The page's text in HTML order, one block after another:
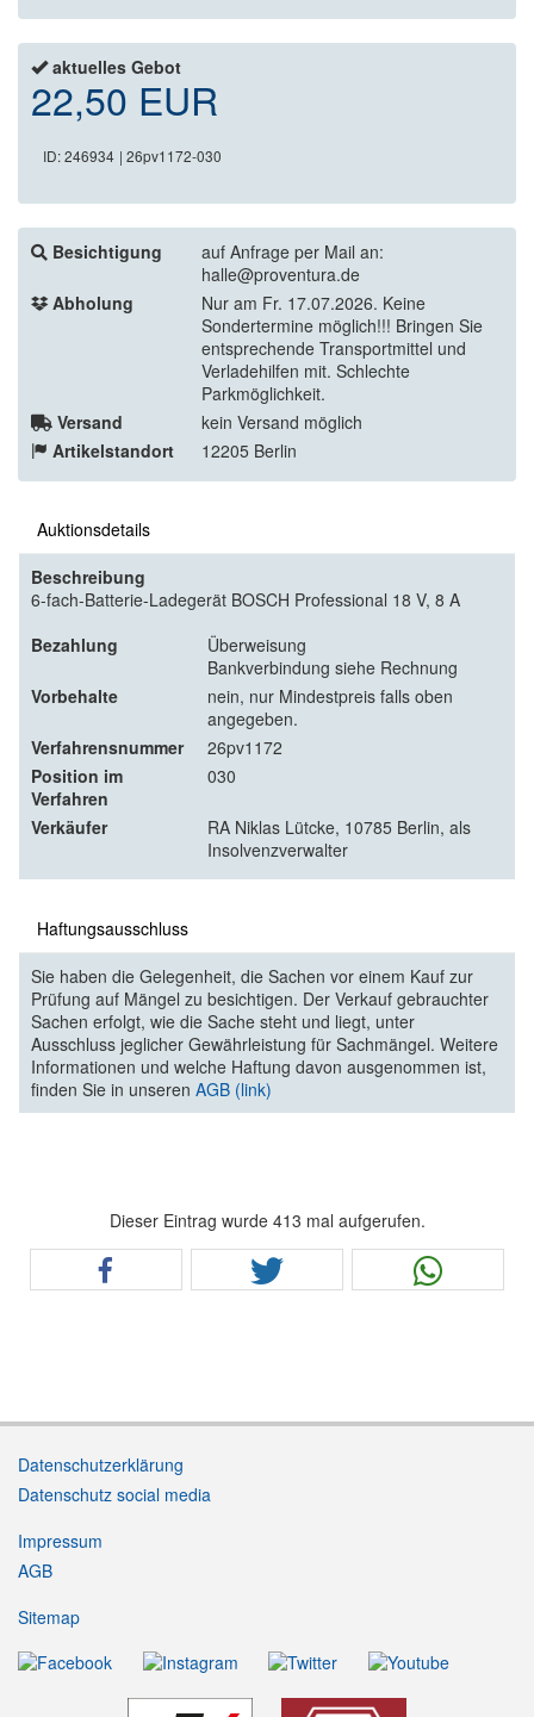
aktuelles Gebot
22,50 EUR
ID: 246934 | 26pv1172-030
Besichtigung
auf Anfrage per Mail an:
halle@proventura.de
Abholung
Nur am Fr. 17.07.2026. Keine
Sondertermine möglich!!! Bringen Sie
entsprechende Transportmittel und
Verladehilfen mit. Schlechte
Parkmöglichkeit.
Versand
kein Versand möglich
Artikelstandort
12205 Berlin
Auktionsdetails
Beschreibung
6-fach-Batterie-Ladegerät BOSCH Professional 18 V, 8 A
Bezahlung
Überweisung
Bankverbindung siehe Rechnung
Vorbehalte
nein, nur Mindestpreis falls oben
angegeben.
Verfahrensnummer
26pv1172
Position im
Verfahren
030
Verkäufer
RA Niklas Lütcke, 10785 Berlin, als
Insolvenzverwalter
Haftungsausschluss
Sie haben die Gelegenheit, die Sachen vor einem Kauf zur
Prüfung auf Mängel zu besichtigen. Der Verkauf gebrauchter
Sachen erfolgt, wie die Sache steht und liegt, unter
Ausschluss jeglicher Gewährleistung für Sachmängel. Weitere
Informationen und welche Haftung davon ausgenommen ist,
finden Sie in unseren AGB (link)
Dieser Eintrag wurde 413 mal aufgerufen.
Datenschutzerklärung
Datenschutz social media
Impressum
AGB
Sitemap